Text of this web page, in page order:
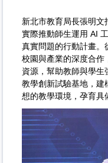
新北市教育局長張明文
實際推動師生運用 AI
真實問題的行動計畫。
校園與產業的深度合作
資源，幫助教師與學生
教學創新試驗基地，建
想的教學環境，孕育具